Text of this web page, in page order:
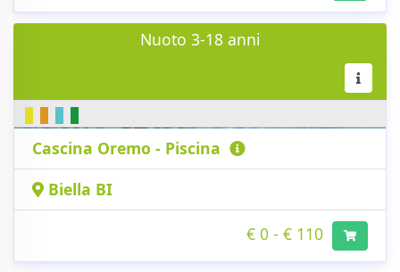
Nuoto 3-18 anni
Cascina Oremo - Piscina
Biella BI
€ 0 - € 110